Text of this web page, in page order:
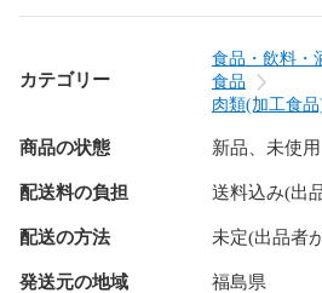
カテゴリー
食品・飲料・
食品
肉類(加工食品
商品の状態 新品、未使用
配送料の負担 送料込み(出
配送の方法 未定(出品者
発送元の地域 福島県